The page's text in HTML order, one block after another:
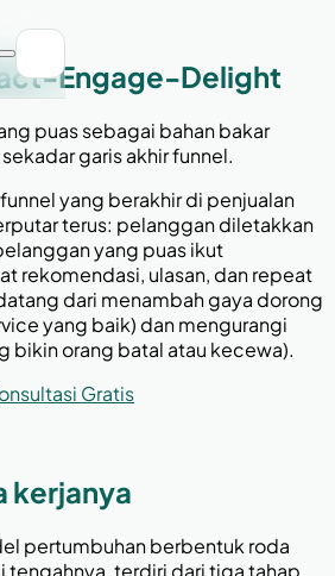
Engage-Delight
puas sebagai bahan bakar
garis akhir funnel.
yang berakhir di penjualan
terus: pelanggan diletakkan
yang puas ikut
rekomendasi, ulasan, dan repeat
dari menambah gaya dorong
yang baik) dan mengurangi
bikin orang batal atau kecewa).
Gratis
kerjanya
pertumbuhan berbentuk roda
terdiri dari tiga tahap